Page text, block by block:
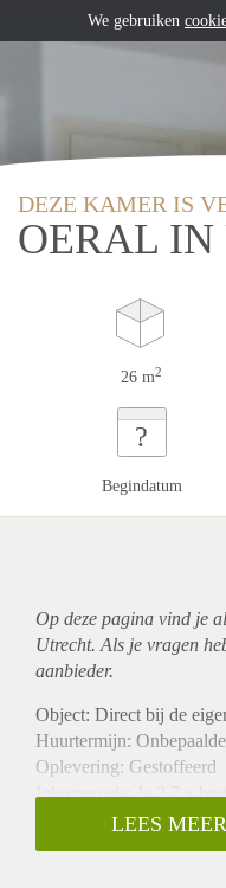
DEZE KAMER IS
OERAL IN
26 m2
?
Begindatum
Op deze pagina vind je
Utrecht. Als je vragen
aanbieder.
Object: Direct bij de
Huurtermijn:
Oplevering: Gestoffeerd
Inkomen eis: Ja 2,7 x
Garantiestelling
Borg: 1 maand
LEES
We gebruiken